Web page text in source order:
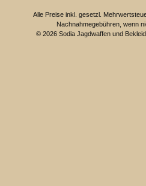
Alle Preise inkl. gesetzl.
Nachnahmegebühren, wenn
© 2026 Sodia Jagdwaffen und